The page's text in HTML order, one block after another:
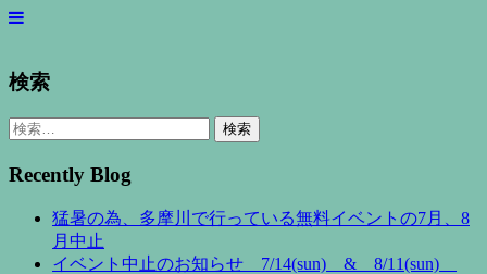
検索
検
Recently Blog
猛暑の為、多摩川で行っている無料イベントの7月、8
月中止
イベント中止のお知らせ 7/14(sun) & 8/11(sun)